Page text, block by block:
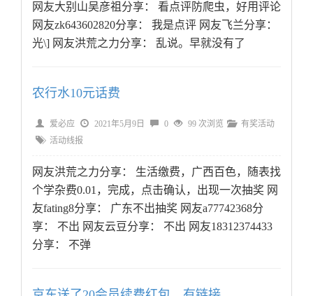
网友大别山吴彦祖分享： 看点评防爬虫，好用评论
网友zk643602820分享： 我是点评 网友飞兰分享：
光\] 网友洪荒之力分享： 乱说。早就没有了
农行水10元话费
爱必应 2021年5月9日 0 99 次浏览
有奖活动
活动线报
网友洪荒之力分享： 生活缴费，广西百色，随表找
个学杂费0.01，完成，点击确认，出现一次抽奖 网
友fating8分享： 广东不出抽奖 网友a77742368分
享： 不出 网友云豆分享： 不出 网友18312374433
分享： 不弹